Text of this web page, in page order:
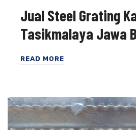
Jual Steel Grating
Tasikmalaya Jawa
READ MORE